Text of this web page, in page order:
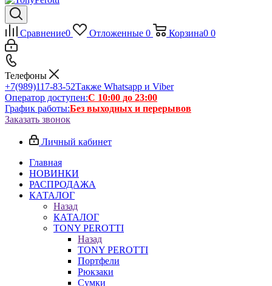
Сравнение0 Отложенные 0 Корзина0 0
Телефоны
+7(989)117-83-52Также Whatsapp и Viber
Оператор доступен:С 10:00 до 23:00
График работы:Без выходных и перерывов
Заказать звонок
Личный кабинет
Главная
НОВИНКИ
РАСПРОДАЖА
КАТАЛОГ
Назад
КАТАЛОГ
TONY PEROTTI
Назад
TONY PEROTTI
Портфели
Рюкзаки
Сумки